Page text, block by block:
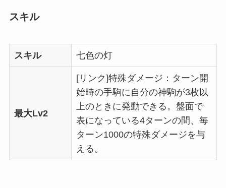
スキル
スキル 七色の灯
最大Lv2
[リンク]特殊ダメージ：ターン開
始時の手駒に自分の神駒が3枚以
上のときに発動できる。盤面で
表になっている4ターンの間、毎
ターン1000の特殊ダメージを与
える。